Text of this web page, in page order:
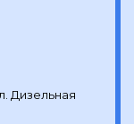
Дизельная